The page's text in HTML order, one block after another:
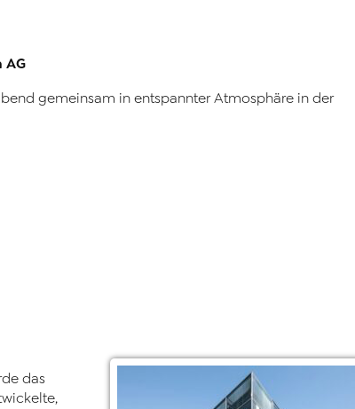
AG
gemeinsam in entspannter Atmosphäre in der
das